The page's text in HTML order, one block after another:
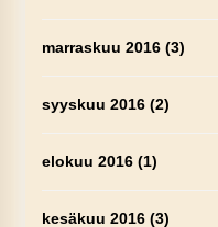
marraskuu 2016(3)
syyskuu 2016(2)
elokuu 2016(1)
kesäkuu 2016(3)